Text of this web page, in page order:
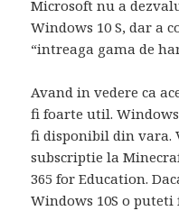
Microsoft nu a
Windows 10 S, dar a
“intreaga gama de
Avand in vedere ca
fi foarte util. Windows
fi disponibil din vara.
subscriptie la
365 for Education.
Windows 10S o